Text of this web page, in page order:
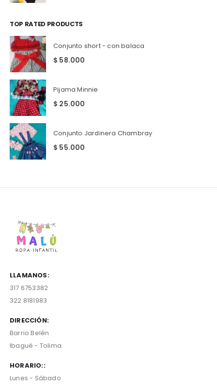
TOP RATED PRODUCTS
Conjunto short - con balaca
$ 58.000
Pijama Minnie
$ 25.000
Conjunto Jardinera Chambray
$ 55.000
LLAMANOS:
317 6753382
322 8181983
DIRECCIÓN:
Barrio Belén
Ibagué - Tolima
HORARIO::
Lunes - Sábado